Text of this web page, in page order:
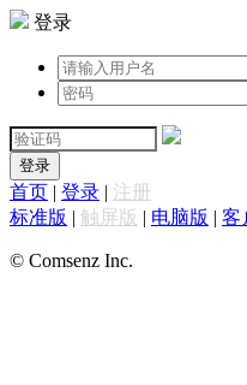
登录
登录
首页 | 登录 | 注册
标准版 | 触屏版 | 电脑版 | 客
© Comsenz Inc.